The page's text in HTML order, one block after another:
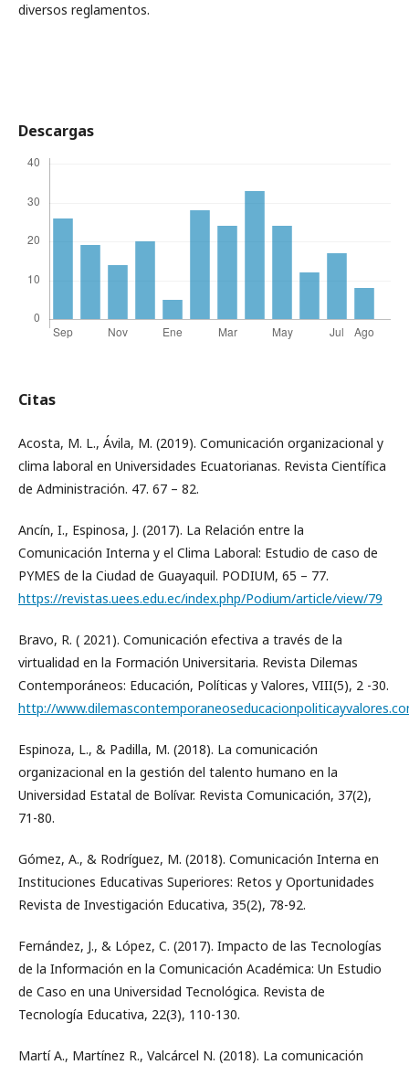
diversos reglamentos.
Descargas
Citas
Acosta, M. L., Ávila, M. (2019). Comunicación organizacional y
clima laboral en Universidades Ecuatorianas. Revista Científica
de Administración. 47. 67 – 82.
Ancín, I., Espinosa, J. (2017). La Relación entre la
Comunicación Interna y el Clima Laboral: Estudio de caso de
PYMES de la Ciudad de Guayaquil. PODIUM, 65 – 77.
https://revistas.uees.edu.ec/index.php/Podium/article/view/79
Bravo, R. ( 2021). Comunicación efectiva a través de la
virtualidad en la Formación Universitaria. Revista Dilemas
Contemporáneos: Educación, Políticas y Valores, VIII(5), 2 -30.
http://
Espinoza, L., & Padilla, M. (2018). La comunicación
organizacional en la gestión del talento humano en la
Universidad Estatal de Bolívar. Revista Comunicación, 37(2),
71-80.
Gómez, A., & Rodríguez, M. (2018). Comunicación Interna en
Instituciones Educativas Superiores: Retos y Oportunidades
Revista de Investigación Educativa, 35(2), 78-92.
Fernández, J., & López, C. (2017). Impacto de las Tecnologías
de la Información en la Comunicación Académica: Un Estudio
de Caso en una Universidad Tecnológica. Revista de
Tecnología Educativa, 22(3), 110-130.
Martí A., Martínez R., Valcárcel N. (2018). La comunicación